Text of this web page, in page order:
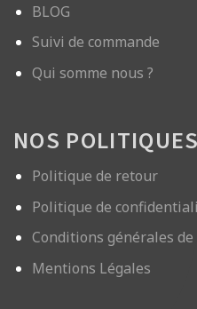
BLOG
Suivi de commande
Qui somme nous ?
NOS
Politique de retour
Politique de
Conditions générales de
Mentions Légales